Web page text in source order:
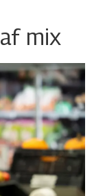
mix